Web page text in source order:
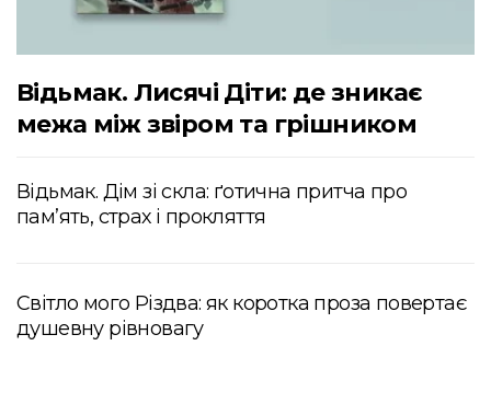
Відьмак. Лисячі Діти: де зникає
межа між звіром та грішником
Відьмак. Дім зі скла: ґотична притча про
пам’ять, страх і прокляття
Світло мого Різдва: як коротка проза повертає
душевну рівновагу